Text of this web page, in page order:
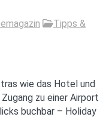
Tipps &
wie das Hotel und
zu einer Airport
buchbar – Holiday